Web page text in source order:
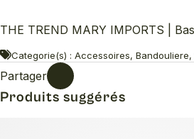
THE TREND MARY IMPORTS |
Categorie(s) : Accessoires, Bandouliere,
Partager
Produits suggérés